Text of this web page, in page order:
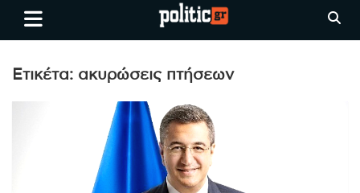
Skip
Ειδήσεις απο τη
Θεσσαλονίκη, την Ελλάδα και
όλο τον Κόσμο
politic.gr
Ετικέτα: ακυρώσεις πτήσεων